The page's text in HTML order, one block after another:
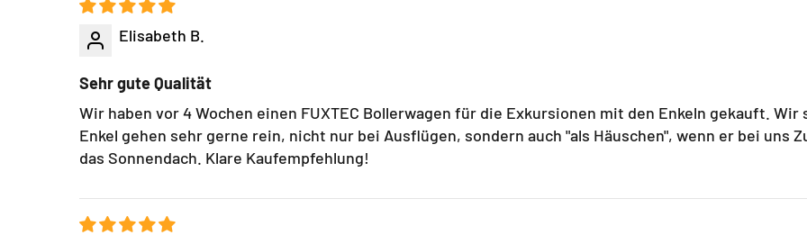
Elisabeth B.
Sehr gute Qualität
Wir haben vor 4 Wochen einen FUXTEC Bollerwagen für die Exkursionen mit den Enkeln gekauft.
Enkel gehen sehr gerne rein, nicht nur bei Ausflügen, sondern auch "als Häuschen", wenn er bei uns
das Sonnendach. Klare Kaufempfehlung!